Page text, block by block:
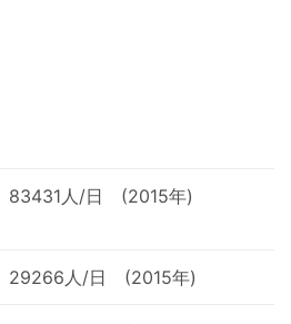
83431人/日 (2015年)
29266人/日 (2015年)